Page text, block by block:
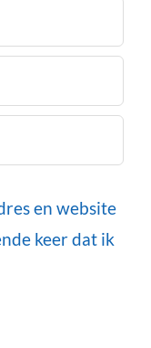
en website
keer dat ik